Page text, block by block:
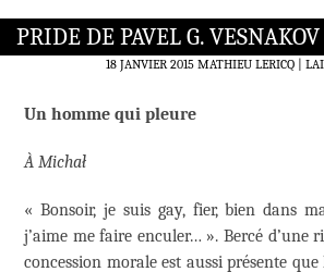
PRIDE DE PAVEL G. VESNAKOV
18 JANVIER 2015 MATHIEU LERICQ
Un homme qui pleure
À Michał
« Bonsoir, je suis gay, fier, bien dans
j’aime me faire enculer… ». Bercé d’une
concession morale est aussi présente